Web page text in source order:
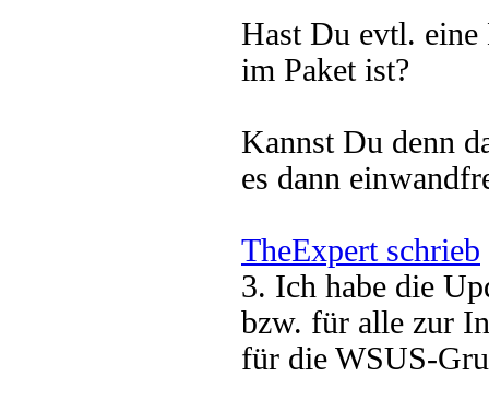
Hast Du evtl. eine
im Paket ist?
Kannst Du denn
es dann
TheExpert schrieb
3. Ich habe die
bzw. für alle zur
für die WSUS-